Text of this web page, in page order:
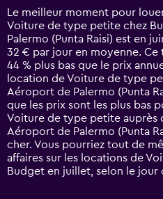
14
categories.
The
chart
has
1
Y
axis
displaying
values.
Range:
0
to
75.
Le meilleur moment pour
Voiture de type petite chez
Palermo (Punta Raisi) est en
32 € par jour en moyenne.
44 % plus bas que le prix
location de Voiture de type
Aéroport de Palermo (Punta
que les prix sont les plus bas
Voiture de type petite auprès
Aéroport de Palermo (Punta
cher. Vous pourriez tout de
affaires sur les locations de
Budget en juillet, selon le jour